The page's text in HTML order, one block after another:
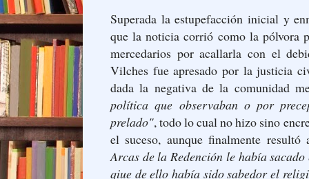
Superada la estupefacción inicial y
que la noticia corrió como la pólvora
mercedarios por acallarla con el
Vilches fue apresado por la justicia
dada la negativa de la comunidad
política que observaban o por
prelado", todo lo cual no hizo sino
el suceso, aunque finalmente
Arcas de la Redención le había
qiue de ello había sido sabedor el